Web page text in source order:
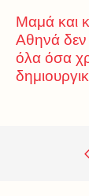
Μαμά και
Αθηνά δεν
όλα όσα